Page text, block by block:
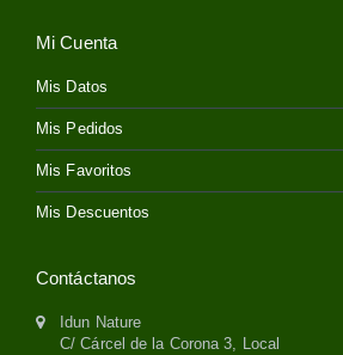
Mi Cuenta
Mis Datos
Mis Pedidos
Mis Favoritos
Mis Descuentos
Contáctanos
Idun Nature
C/ Cárcel de la Corona 3, Local